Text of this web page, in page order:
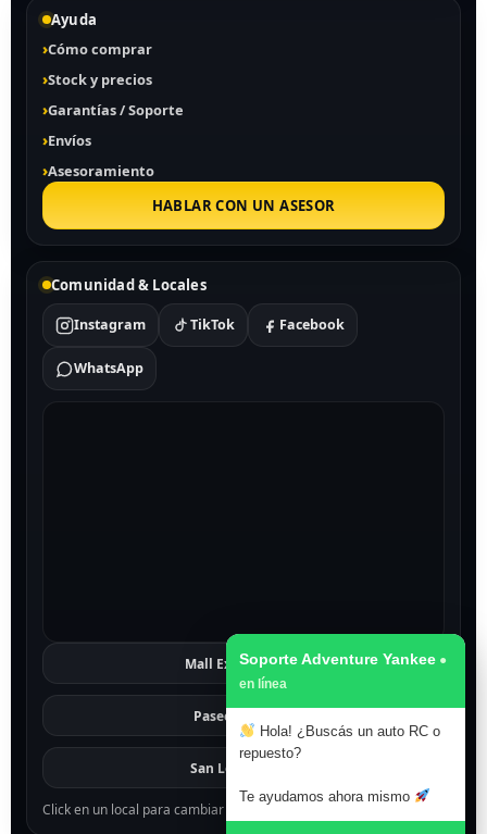
Ayuda
Cómo comprar
Stock y precios
Garantías / Soporte
Envíos
Asesoramiento
HABLAR CON UN ASESOR
Comunidad & Locales
Instagram TikTok Facebook
WhatsApp
Mall Excelsior Ver
Paseo 1811
San Lorenzo
Click en un local para cambiar el mapa.
Soporte Adventure Yankee
Hola! ¿Buscás un auto RC o
repuesto?
Te ayudamos ahora mismo